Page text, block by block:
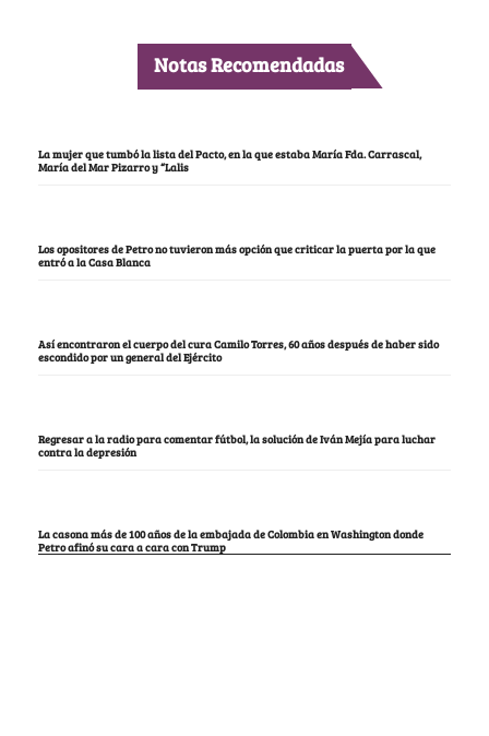
Notas Recomendadas
La mujer que tumbó la lista del Pacto, en la que estaba María Fda. Carrascal,
María del Mar Pizarro y “Lalis
Los opositores de Petro no tuvieron más opción que criticar la puerta por la que
entró a la Casa Blanca
Así encontraron el cuerpo del cura Camilo Torres, 60 años después de haber sido
escondido por un general del Ejército
Regresar a la radio para comentar fútbol, la solución de Iván Mejía para luchar
contra la depresión
La casona más de 100 años de la embajada de Colombia en Washington donde
Petro afinó su cara a cara con Trump